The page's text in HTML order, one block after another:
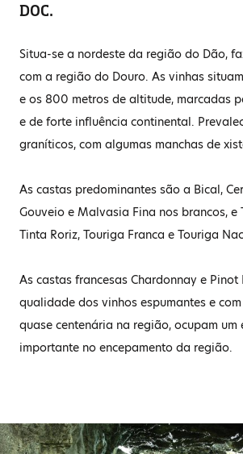
DOC.
Situa-se a nordeste da região do Dão,
com a região do Douro. As vinhas
e os 800 metros de altitude, marcadas
e de forte influência continental.
graníticos, com algumas manchas de
As castas predominantes são a Bical,
Gouveio e Malvasia Fina nos brancos, e
Tinta Roriz, Touriga Franca e Touriga
As castas francesas Chardonnay e Pinot
qualidade dos vinhos espumantes e
quase centenária na região, ocupam um
importante no encepamento da região.